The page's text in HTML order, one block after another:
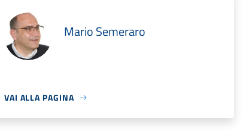
Mario Semeraro
VAI ALLA PAGINA